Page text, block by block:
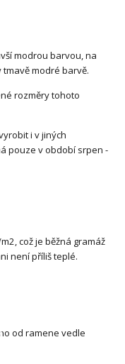
modrou barvou, na
modré barvě.
rozměry tohoto
i v jiných
pouze v období srpen -
což je běžná gramáž
není příliš teplé.
od ramene vedle